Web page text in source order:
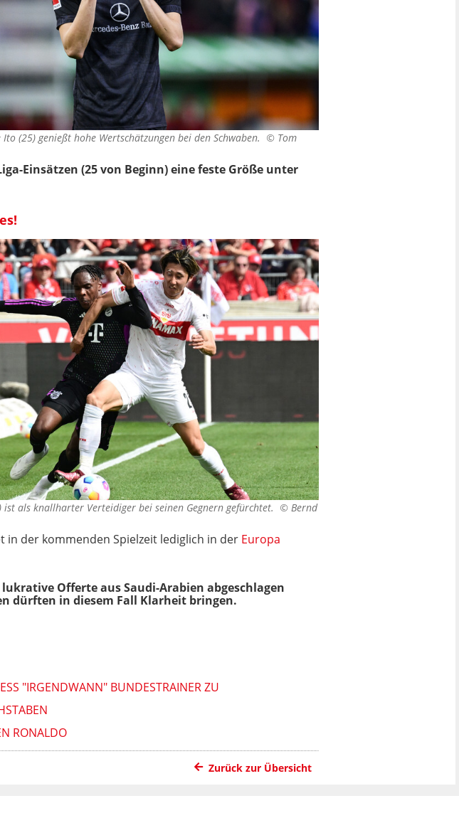
Ito (25) genießt hohe Wertschätzungen bei den Schwaben. © Tom
Einsätzen (25 von Beginn) eine feste Größe unter
als knallharter Verteidiger bei seinen Gegnern gefürchtet. © Bernd
der kommenden Spielzeit lediglich in der Europa
Offerte aus Saudi-Arabien abgeschlagen
dürften in diesem Fall Klarheit bringen.
"IRGENDWANN" BUNDESTRAINER ZU
RONALDO
Zurück zur Übersicht